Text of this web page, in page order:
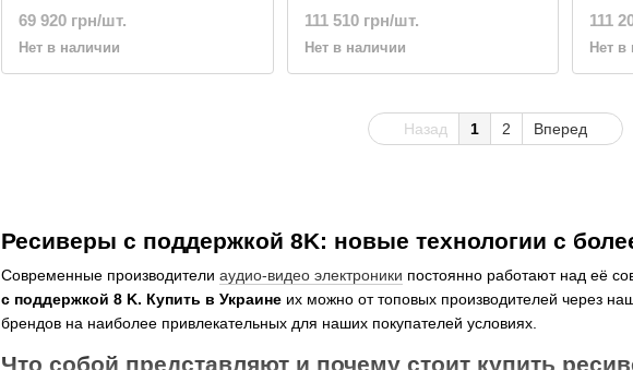
Ресиверы с поддержкой 8K: новые технологии с
Современные производители аудио-видео электроники постоянно работают над её
с поддержкой 8 K. Купить в Украине их можно от топовых производителей через
брендов на наиболее привлекательных для наших покупателей условиях.
Что собой представляют и почему стоит купить
69 920 грн/шт.
Нет в наличии
111 510 грн/шт.
Нет в наличии
111
Нет в
Назад 1 2 Вперед